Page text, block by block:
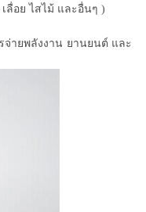
ลื่อย ไสไม้ และอื่นๆ )
ายพลังงาน ยานยนต์ และ